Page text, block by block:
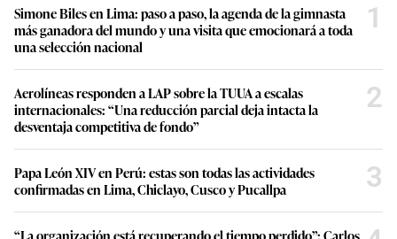
Simone Biles en Lima: paso a paso, la agenda de la gimnasta
más ganadora del mundo y una visita que emocionará a toda
una selección nacional
1
Aerolíneas responden a LAP sobre la TUUA a escalas
internacionales: “Una reducción parcial deja intacta la
desventaja competitiva de fondo”
2
Papa León XIV en Perú: estas son todas las actividades
confirmadas en Lima, Chiclayo, Cusco y Pucallpa
3
“La organización está recuperando el tiempo perdido”: Carlos